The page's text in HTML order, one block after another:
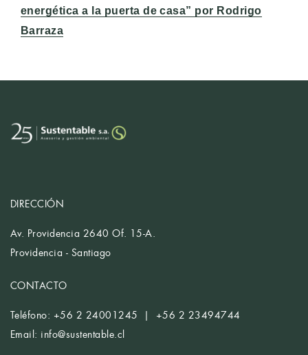
siguiente:
energética a la puerta de casa” por Rodrigo
Barraza
DIRECCIÓN
Av. Providencia 2640 Of. 15-A.
Providencia - Santiago
CONTACTO
Teléfono: +56 2 24001245 | +56 2 23494744
Email: info@sustentable.cl